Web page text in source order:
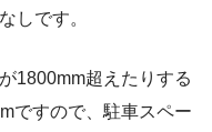
しです。
1800mm超えたりする
ですので、駐車スペー